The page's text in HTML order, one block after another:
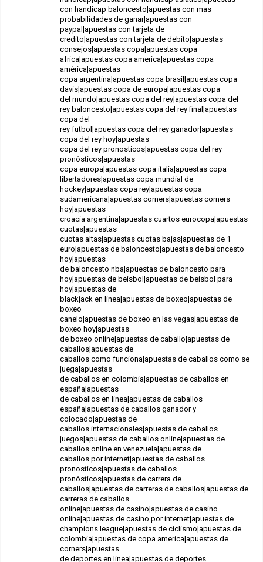
con handicap baloncesto|apuestas con mas
probabilidades de ganar|apuestas con
paypal|apuestas con tarjeta de
credito|apuestas con tarjeta de debito|apuestas
consejos|apuestas copa|apuestas copa
africa|apuestas copa america|apuestas copa
américa|apuestas
copa argentina|apuestas copa brasil|apuestas copa
davis|apuestas copa de europa|apuestas copa
del mundo|apuestas copa del rey|apuestas copa del
rey baloncesto|apuestas copa del rey final|apuestas
copa del
rey futbol|apuestas copa del rey ganador|apuestas
copa del rey hoy|apuestas
copa del rey pronosticos|apuestas copa del rey
pronósticos|apuestas
copa europa|apuestas copa italia|apuestas copa
libertadores|apuestas copa mundial de
hockey|apuestas copa rey|apuestas copa
sudamericana|apuestas corners|apuestas corners
hoy|apuestas
croacia argentina|apuestas cuartos eurocopa|apuestas
cuotas|apuestas
cuotas altas|apuestas cuotas bajas|apuestas de 1
euro|apuestas de baloncesto|apuestas de baloncesto
hoy|apuestas
de baloncesto nba|apuestas de baloncesto para
hoy|apuestas de beisbol|apuestas de beisbol para
hoy|apuestas de
blackjack en linea|apuestas de boxeo|apuestas de
boxeo
canelo|apuestas de boxeo en las vegas|apuestas de
boxeo hoy|apuestas
de boxeo online|apuestas de caballo|apuestas de
caballos|apuestas de
caballos como funciona|apuestas de caballos como se
juega|apuestas
de caballos en colombia|apuestas de caballos en
españa|apuestas
de caballos en linea|apuestas de caballos
españa|apuestas de caballos ganador y
colocado|apuestas de
caballos internacionales|apuestas de caballos
juegos|apuestas de caballos online|apuestas de
caballos online en venezuela|apuestas de
caballos por internet|apuestas de caballos
pronosticos|apuestas de caballos
pronósticos|apuestas de carrera de
caballos|apuestas de carreras de caballos|apuestas de
carreras de caballos
online|apuestas de casino|apuestas de casino
online|apuestas de casino por internet|apuestas de
champions league|apuestas de ciclismo|apuestas de
colombia|apuestas de copa america|apuestas de
corners|apuestas
de deportes en linea|apuestas de deportes